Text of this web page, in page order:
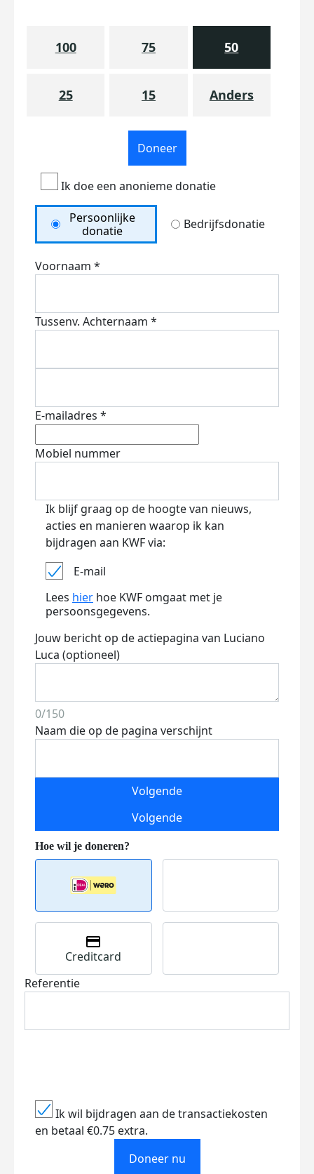
100 75 50
25 15 Anders
Doneer
Ik doe een anonieme donatie
Persoonlijke
donatie
Bedrijfsdonatie
Voornaam *
Tussenv. Achternaam *
E-mailadres *
Mobiel nummer
Ik blijf graag op de hoogte van nieuws,
acties en manieren waarop ik kan
bijdragen aan KWF via:
E-mail
Lees hier hoe KWF omgaat met je
persoonsgegevens.
Jouw bericht op de actiepagina van Luciano
Luca (optioneel)
0/150
Naam die op de pagina verschijnt
Volgende
Volgende
Creditcard
Referentie
Ik wil bijdragen aan de transactiekosten
en betaal €0.75 extra.
Doneer nu